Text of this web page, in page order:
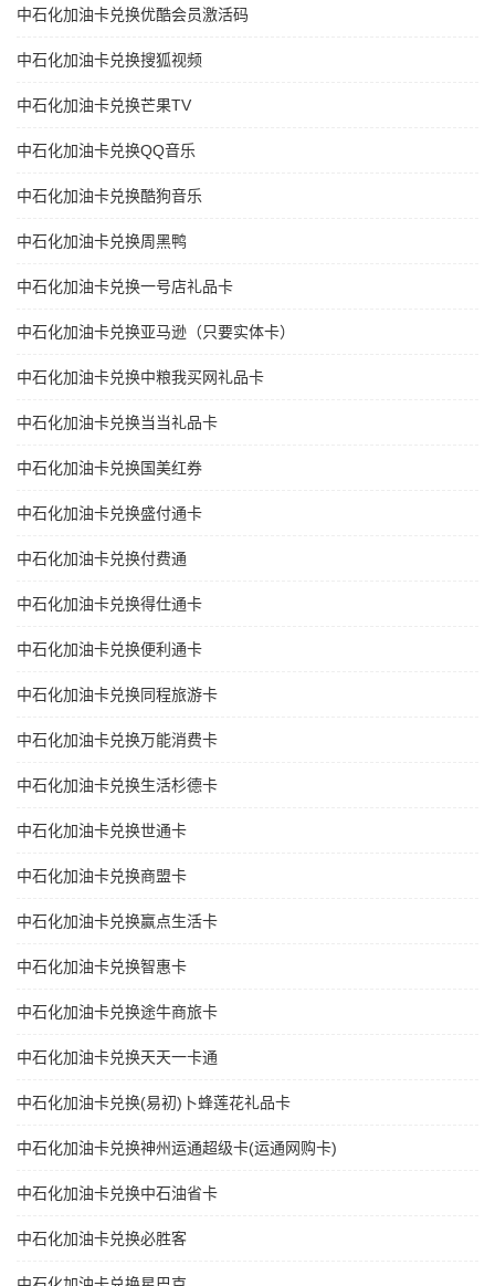
中石化加油卡兑换优酷会员激活码
中石化加油卡兑换搜狐视频
中石化加油卡兑换芒果TV
中石化加油卡兑换QQ音乐
中石化加油卡兑换酷狗音乐
中石化加油卡兑换周黑鸭
中石化加油卡兑换一号店礼品卡
中石化加油卡兑换亚马逊（只要实体卡）
中石化加油卡兑换中粮我买网礼品卡
中石化加油卡兑换当当礼品卡
中石化加油卡兑换国美红券
中石化加油卡兑换盛付通卡
中石化加油卡兑换付费通
中石化加油卡兑换得仕通卡
中石化加油卡兑换便利通卡
中石化加油卡兑换同程旅游卡
中石化加油卡兑换万能消费卡
中石化加油卡兑换生活杉德卡
中石化加油卡兑换世通卡
中石化加油卡兑换商盟卡
中石化加油卡兑换赢点生活卡
中石化加油卡兑换智惠卡
中石化加油卡兑换途牛商旅卡
中石化加油卡兑换天天一卡通
中石化加油卡兑换(易初)卜蜂莲花礼品卡
中石化加油卡兑换神州运通超级卡(运通网购卡)
中石化加油卡兑换中石油省卡
中石化加油卡兑换必胜客